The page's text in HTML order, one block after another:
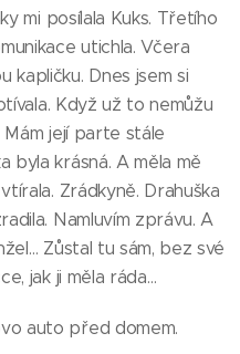
mi posílala Kuks. Třetího
utichla. Včera
kapličku. Dnes jsem si
Když už to nemůžu
její parte stále
byla krásná. A měla mě
Zrádkyně. Drahuška
Namluvím zprávu. A
Zůstal tu sám, bez své
jak ji měla ráda…
auto před domem.